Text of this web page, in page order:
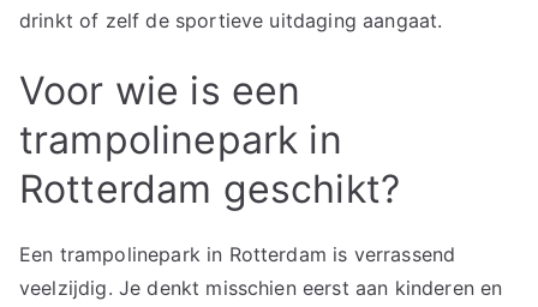
drinkt of zelf de sportieve uitdaging aangaat.
Voor wie is een
trampolinepark in
Rotterdam geschikt?
Een trampolinepark in Rotterdam is verrassend
veelzijdig. Je denkt misschien eerst aan kinderen en